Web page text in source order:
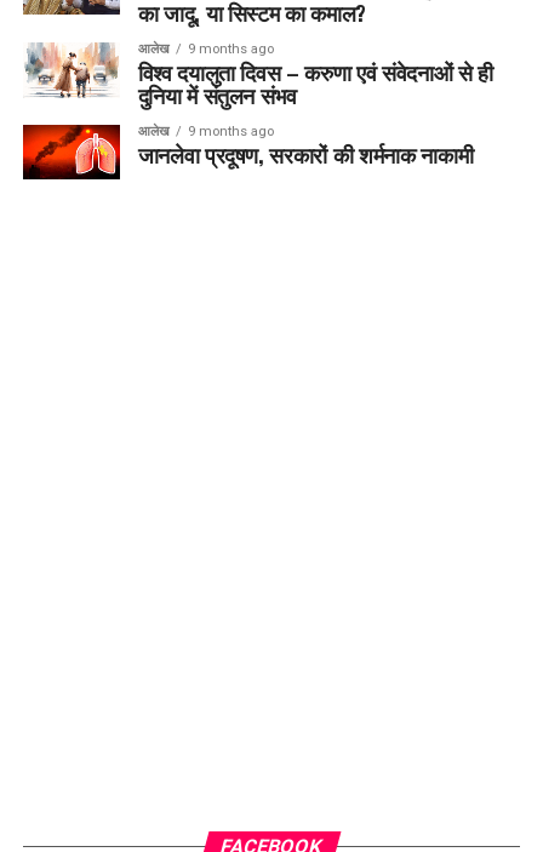
का जादू, या सिस्टम का कमाल?
आलेख 9 months ago
विश्व दयालुता दिवस – करुणा एवं संवेदनाओं से ही
दुनिया में संतुलन संभव
आलेख 9 months ago
जानलेवा प्रदूषण, सरकारों की शर्मनाक नाकामी
FACEBOOK